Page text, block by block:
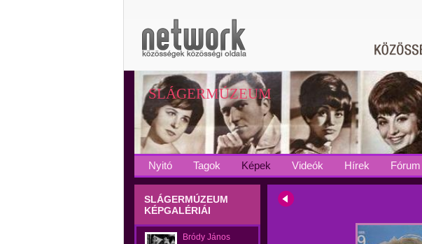
SLÁGERMÚZEUM
Nyitó Tagok Képek Videók Hírek Fórum
SLÁGERMÚZEUM
KÉPGALÉRIÁI
Bródy János